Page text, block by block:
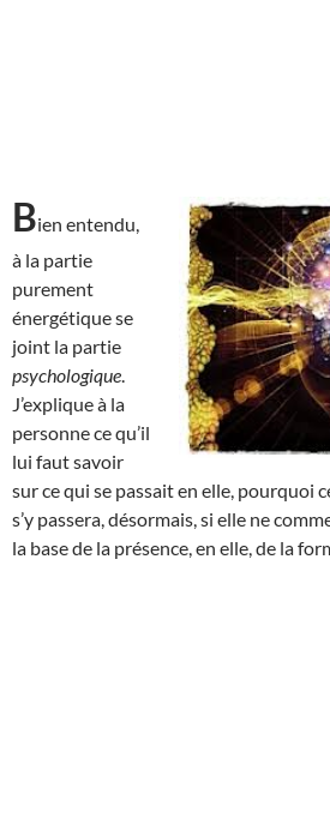
Bien entendu,
à la partie
purement
énergétique se
joint la partie
psychologique
J’explique à la
personne ce qu’il
lui faut savoir
sur ce qui se passait en elle, pourquoi
s’y passera, désormais, si elle ne
la base de la présence, en elle, de la